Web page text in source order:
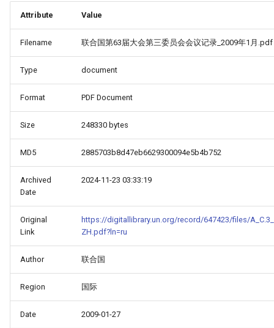
Attribute Value
Filename 联合国第63届大会第三委员会会议记录_2009年1月.pdf
Type document
Format PDF Document
Size 248330 bytes
MD5 2885703b8d47eb6629300094e5b4b752
Archived
Date
2024-11-23 03:33:19
Original
Link
https://digitallibrary.un.org/record/647423/files/
ZH.pdf?ln=ru
Author 联合国
Region 国际
Date 2009-01-27